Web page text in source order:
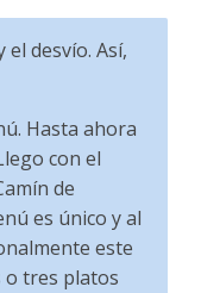
el desvío. Así,
Hasta ahora
con el
de
es único y al
este
o tres platos